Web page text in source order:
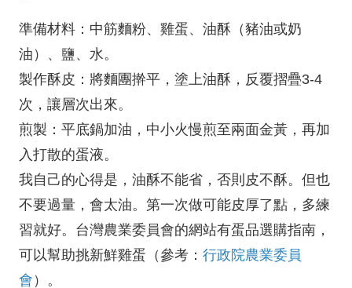
準備材料：中筋麵粉、雞蛋、油酥（豬油或奶
油）、鹽、水。
製作酥皮：將麵團擀平，塗上油酥，反覆摺疊3-4
次，讓層次出來。
煎製：平底鍋加油，中小火慢煎至兩面金黃，再加
入打散的蛋液。
我自己的心得是，油酥不能省，否則皮不酥。但也
不要過量，會太油。第一次做可能皮厚了點，多練
習就好。台灣農業委員會的網站有蛋品選購指南，
可以幫助挑新鮮雞蛋（參考： 行政院農業委員
會 ）。